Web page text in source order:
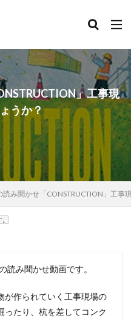
」工事現
うか？
読み聞かせ「CONSTRUCTION」工事
み聞かせ動画です。
が作られていく工事現場の
ったり、杭を差してコンク